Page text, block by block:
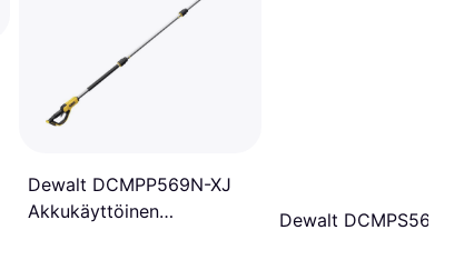
Dewalt DCMPP569N-XJ
Akkukäyttöinen
Dewalt DCMPS567N